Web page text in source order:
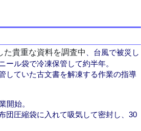
た貴重な資料を調査中
、台風で被災し
ル袋で冷凍保管して約半年。
していた古文書を解凍する作業の指導
開始。
団圧縮袋に入れて吸気して密封し、30